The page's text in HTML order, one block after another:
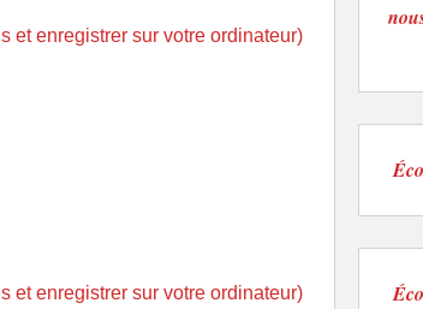
et enregistrer sur votre ordinateur)
et enregistrer sur votre ordinateur)